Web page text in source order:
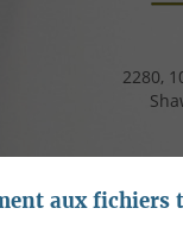
2280,
aux fichiers